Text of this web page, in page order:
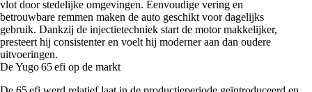
vlot door stedelijke omgevingen. Eenvoudige vering en
betrouwbare remmen maken de auto geschikt voor dagelijks
gebruik. Dankzij de injectietechniek start de motor makkelijker,
presteert hij consistenter en voelt hij moderner aan dan oudere
uitvoeringen.
De Yugo 65 efi op de markt